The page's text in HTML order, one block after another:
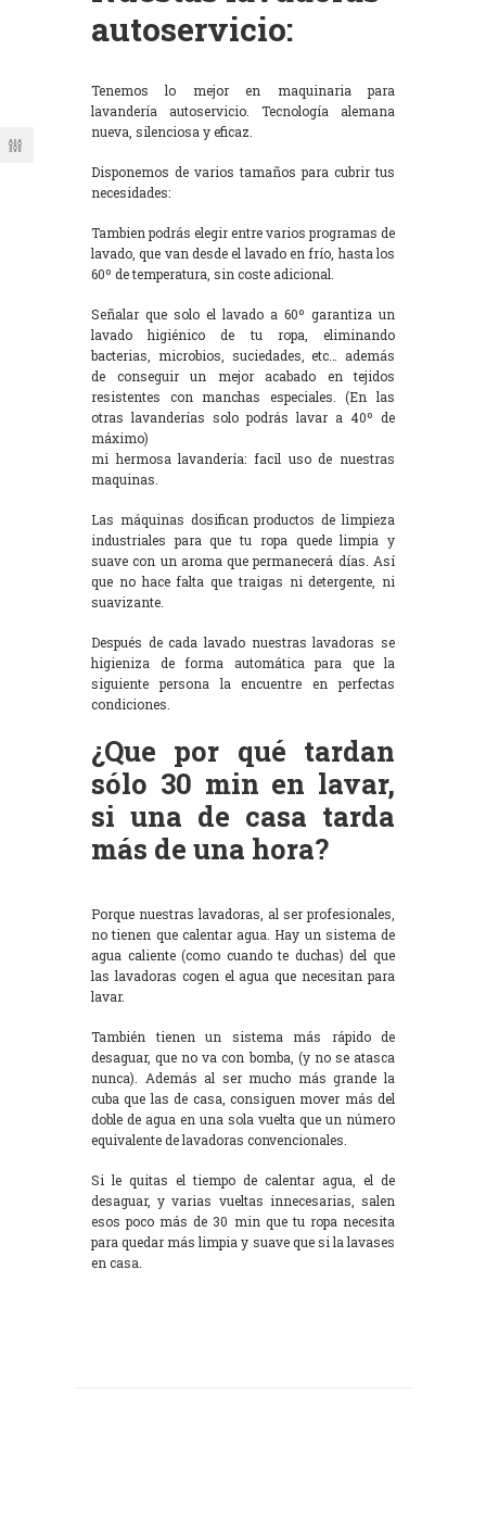
autoservicio:
Tenemos lo mejor en maquinaria para
lavandería autoservicio. Tecnología alemana
nueva, silenciosa y eficaz.
Disponemos de varios tamaños para cubrir tus
necesidades:
Tambien podrás elegir entre varios programas de
lavado, que van desde el lavado en frío, hasta los
60º de temperatura, sin coste adicional.
Señalar que solo el lavado a 60º garantiza un
lavado higiénico de tu ropa, eliminando
bacterias, microbios, suciedades, etc… además
de conseguir un mejor acabado en tejidos
resistentes con manchas especiales. (En las
otras lavanderías solo podrás lavar a 40º de
máximo)
mi hermosa lavandería: facil uso de nuestras
maquinas.
Las máquinas dosifican productos de limpieza
industriales para que tu ropa quede limpia y
suave con un aroma que permanecerá días. Así
que no hace falta que traigas ni detergente, ni
suavizante.
Después de cada lavado nuestras lavadoras se
higieniza de forma automática para que la
siguiente persona la encuentre en perfectas
condiciones.
¿Que por qué tardan
sólo 30 min en lavar,
si una de casa tarda
más de una hora?
Porque nuestras lavadoras, al ser profesionales,
no tienen que calentar agua. Hay un sistema de
agua caliente (como cuando te duchas) del que
las lavadoras cogen el agua que necesitan para
lavar.
También tienen un sistema más rápido de
desaguar, que no va con bomba, (y no se atasca
nunca). Además al ser mucho más grande la
cuba que las de casa, consiguen mover más del
doble de agua en una sola vuelta que un número
equivalente de lavadoras convencionales.
Si le quitas el tiempo de calentar agua, el de
desaguar, y varias vueltas innecesarias, salen
esos poco más de 30 min que tu ropa necesita
para quedar más limpia y suave que si la lavases
en casa.